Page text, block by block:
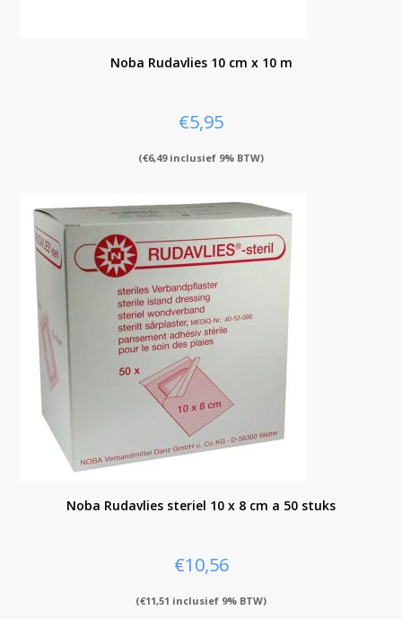
Noba Rudavlies 10 cm x 10 m
€5,95
(€6,49inclusief 9% BTW)
Noba Rudavlies steriel 10 x 8 cm a 50 stuks
€10,56
(€11,51 inclusief 9% BTW)